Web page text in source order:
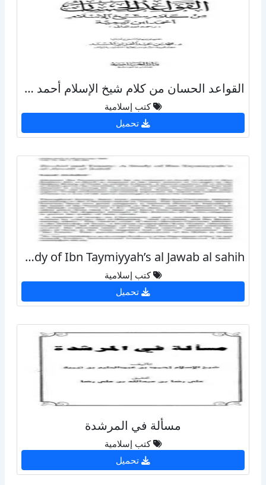
القواعد الحسان من كلام شيخ الإسلام أحمد ابن تيمية
كتب إسلامية
تحميل
Tawhid and Trinity A Study of Ibn Taymiyyah’s al Jawab al sahih
كتب إسلامية
تحميل
مسألة في المرشدة
كتب إسلامية
تحميل